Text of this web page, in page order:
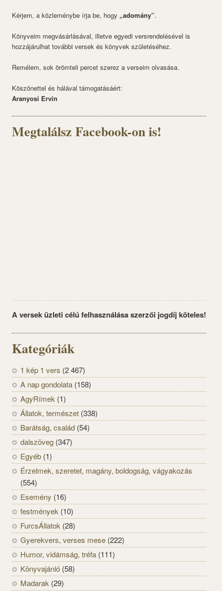
Kérjem, a közleménybe írja be, hogy „adomány”.
Könyveim megvásárlásával, illetve egyedi versrendelésével is
hozzájárulhat további versek és könyvek születéséhez.
Remélem, sok örömteli percet szerez a verseim olvasása.
Köszönettel és hálával támogatásáért:
Aranyosi Ervin
Megtalálsz Facebook-on is!
A versek üzleti célú felhasználása szerzői jogdíj köteles!
Kategóriák
1 kép 1 vers (2 467)
A nap gondolata (158)
AgyRímek (1)
Állatok, természet (338)
Barátság, család (54)
dalszöveg (347)
Egyéb (1)
Érzelmek, szeretet, magány, boldogság, vágyakozás
(554)
Esemény (16)
festmények (10)
FurcsÁllatok (28)
Gyerekvers, verses mese (222)
Humor, vidámság, tréfa (111)
Könyvajánló (58)
Madarak (29)